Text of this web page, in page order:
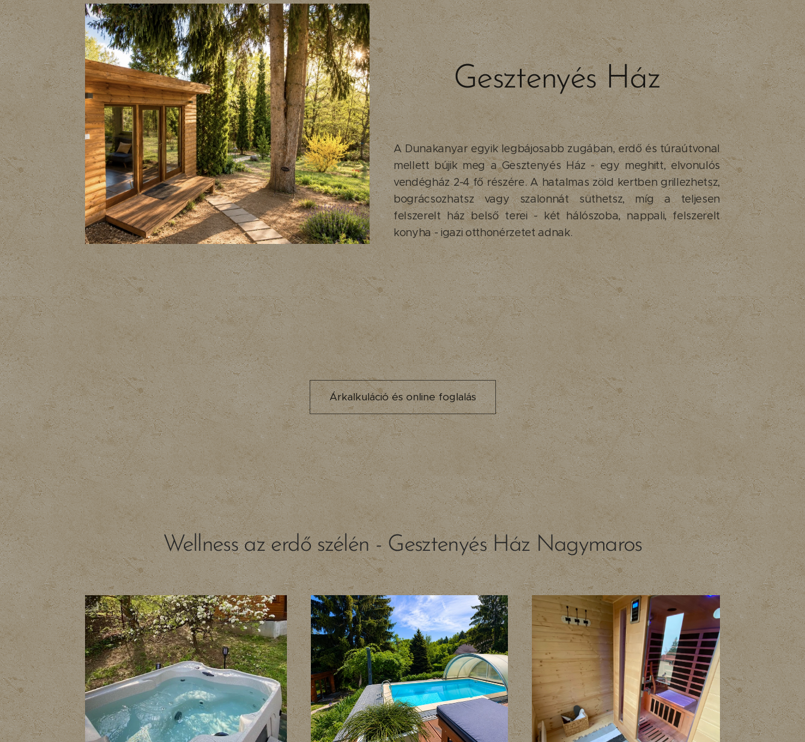
Gesztenyés Ház
A Dunakanyar egyik legbájosabb zugában, erdő és túraútvonal
mellett bújik meg a Gesztenyés Ház - egy meghitt, elvonulós
vendégház 2-4 fő részére. A hatalmas zöld kertben grillezhetsz,
bográcsozhatsz vagy szalonnát süthetsz, míg a teljesen
felszerelt ház belső terei - két hálószoba, nappali, felszerelt
konyha - igazi otthonérzetet adnak.
Árkalkuláció és online foglalás
Wellness az erdő szélén - Gesztenyés Ház Nagymaros